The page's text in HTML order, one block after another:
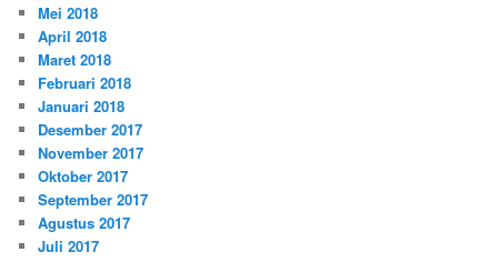
Mei 2018
April 2018
Maret 2018
Februari 2018
Januari 2018
Desember 2017
November 2017
Oktober 2017
September 2017
Agustus 2017
Juli 2017